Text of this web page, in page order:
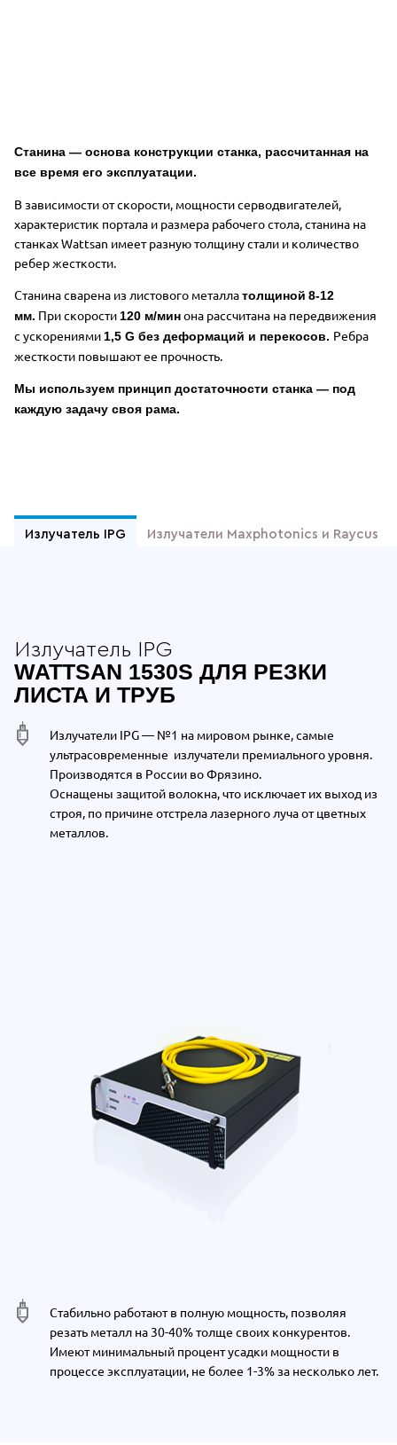
Станина — основа конструкции станка, рассчитанная на
все время его эксплуатации.
В зависимости от скорости, мощности серводвигателей,
характеристик портала и размера рабочего стола, станина на
станках Wattsan имеет разную толщину стали и количество
ребер жесткости.
Станина сварена из листового металлатолщиной 8-12
мм. При скорости 120 м/минона рассчитана на передвижения
с ускорениями 1,5 G без деформаций и перекосов. Ребра
жесткости повышают ее прочность.
Мы используем принцип достаточности станка — под
каждую задачу своя рама.
Отдельные преимущества Wattsan
Излучатель IPG Излучатели Maxphotonics и Raycus
Излучатель IPG
WATTSAN 1530S ДЛЯ РЕЗКИ
ЛИСТА И ТРУБ
Излучатели IPG — №1 на мировом рынке, самые
ультрасовременные излучатели премиального уровня.
Производятся в России во Фрязино.
Оснащены защитой волокна, что исключает их выход из
строя, по причине отстрела лазерного луча от цветных
металлов.
Стабильно работают в полную мощность, позволяя
резать металл на 30-40% толще своих конкурентов.
Имеют минимальный процент усадки мощности в
процессе эксплуатации, не более 1-3% за несколько лет.